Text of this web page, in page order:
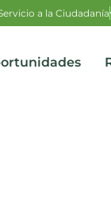
a la Ciudadanía